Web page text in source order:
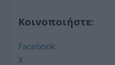
Κοινοποιήστε:
Facebook
X